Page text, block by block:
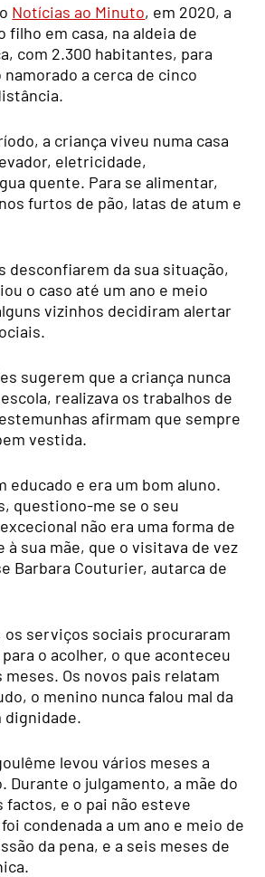
Notícias ao Minuto, em 2020, a
filho em casa, na aldeia de
com 2.300 habitantes, para
a cerca de cinco
a criança viveu numa casa
eletricidade,
quente. Para se alimentar,
furtos de pão, latas de atum e
desconfiarem da sua situação,
o caso até um ano e meio
vizinhos decidiram alertar
sugerem que a criança nunca
realizava os trabalhos de
afirmam que sempre
vestida.
educado e era um bom aluno.
questiono-me se o seu
não era uma forma de
à sua mãe, que o visitava de vez
Barbara Couturier, autarca de
os serviços sociais procuraram
o acolher, o que aconteceu
meses. Os novos pais relatam
o menino nunca falou mal da
dignidade.
levou vários meses a
Durante o julgamento, a mãe do
factos, e o pai não esteve
condenada a um ano e meio de
da pena, e a seis meses de